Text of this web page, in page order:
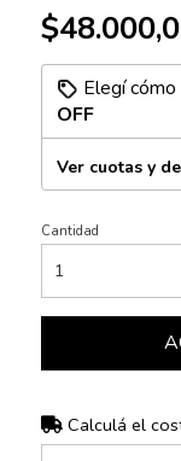
Elegí
OFF
Ver cuotas y
Cantidad
Calculá el